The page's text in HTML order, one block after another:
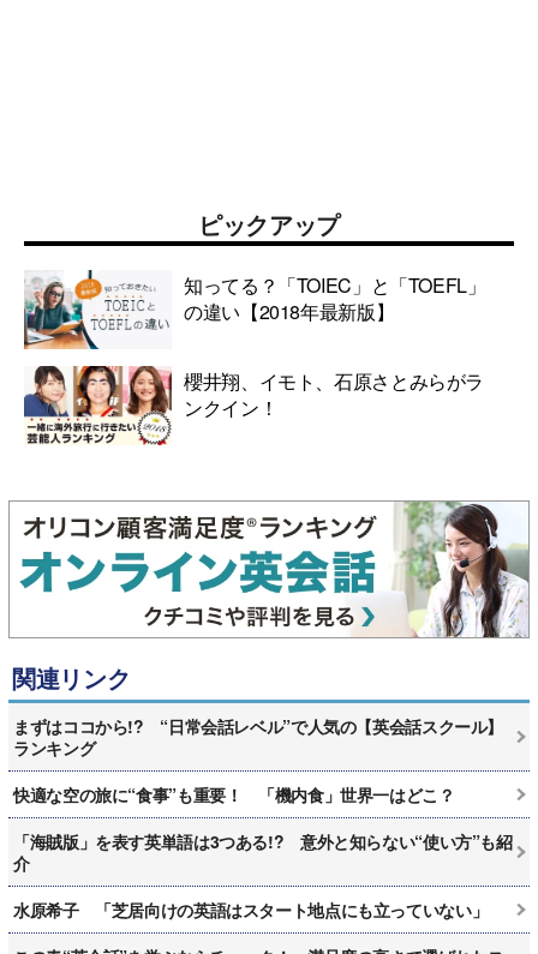
ピックアップ
知ってる？「TOIEC」と「TOEFL」
の違い【2018年最新版】
櫻井翔、イモト、石原さとみらがラ
ンクイン！
関連リンク
まずはココから!? “日常会話レベル”で人気の【英会話スクール】
ランキング
快適な空の旅に“食事”も重要！ 「機内食」世界一はどこ？
「海賊版」を表す英単語は3つある!? 意外と知らない“使い方”も紹
介
水原希子 「芝居向けの英語はスタート地点にも立っていない」